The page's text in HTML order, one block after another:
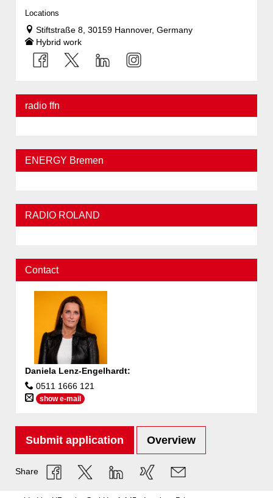
Locations
Stiftstraße 8, 30159 Hannover, Germany
Hybrid work
radio ffn
ENERGY Bremen
RADIO ROLAND
Contact
Daniela Lenz-Engelhardt:
0511 1666 121
show e-mail
Submit application Overview
Share